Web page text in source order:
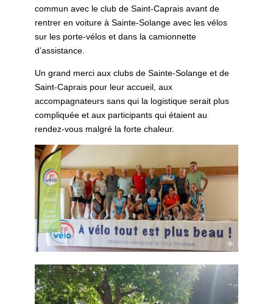
commun avec le club de Saint-Caprais avant de
rentrer en voiture à Sainte-Solange avec les vélos
sur les porte-vélos et dans la camionnette
d’assistance.
Un grand merci aux clubs de Sainte-Solange et de
Saint-Caprais pour leur accueil, aux
accompagnateurs sans qui la logistique serait plus
compliquée et aux participants qui étaient au
rendez-vous malgré la forte chaleur.